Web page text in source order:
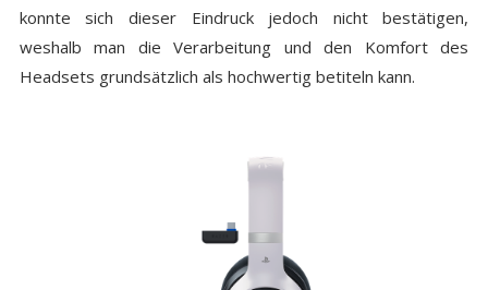
konnte sich dieser Eindruck jedoch nicht bestätigen,
weshalb man die Verarbeitung und den Komfort des
Headsets grundsätzlich als hochwertig betiteln kann.